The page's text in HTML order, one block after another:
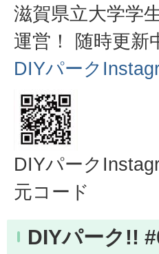
滋賀県立大学学
運営！ 随時更新
DIYパーク
DIYパーク
元コード
DIYパーク!!